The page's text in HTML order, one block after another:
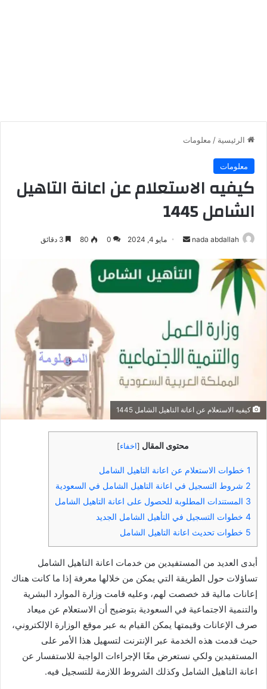
الرئيسية / معلومات
معلومات
كيفيه الاستعلام عن اعانة التاهيل
الشامل 1445
nada abdallah
أرسل
إلكترونيا
مايو 4, 2024 0
80
كيفيه الاستعلام عن اعانة التاهيل الشامل 1445
محتوى المقال [اخفاء]
1 خطوات الاستعلام عن اعانة التاهيل الشامل
2 شروط التسجيل في اعانة التاهيل الشامل في السعودية
3 المستندات المطلوبة للحصول على اعانة التاهيل الشامل
4 خطوات التسجيل في التأهيل الشامل الجديد
5 خطوات تحديث اعانة التاهيل الشامل
أبدى العديد من المستفيدين من خدمات اعانة التاهيل الشامل
تساؤلات حول الطريقة التي يمكن من خلالها معرفة إذا ما كانت هناك
إعانات مالية قد خصصت لهم، وعليه قامت وزارة الموارد البشرية
والتنمية الاجتماعية في السعودية بتوضيح أن الاستعلام عن ميعاد
صرف الإعانات وقيمتها يمكن القيام به عبر موقع الوزارة الإلكتروني،
حيث قدمت هذه الخدمة عبر الإنترنت لتسهيل هذا الأمر على
المستفيدين ولكي نستعرض معًا الإجراءات الواجبة للاستفسار عن
اعانة التاهيل الشامل وكذلك الشروط اللازمة للتسجيل فيه.